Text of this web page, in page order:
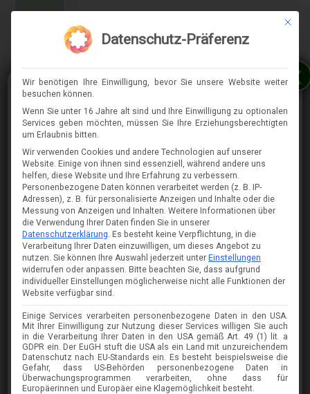
DIOR
DIORLINE3F
im Menü finden Sie über 400 Modelle
x
Mit
Datenschutz-Präferenz
Wir benötigen Ihre Einwilligung, bevor Sie unsere Website weiter
besuchen können.
Wenn Sie unter 16 Jahre alt sind und Ihre Einwilligung zu optionalen
Services geben möchten, müssen Sie Ihre Erziehungsberechtigten
um Erlaubnis bitten.
Wir verwenden Cookies und andere Technologien auf unserer
Website. Einige von ihnen sind essenziell, während andere uns
helfen, diese Website und Ihre Erfahrung zu verbessern.
Personenbezogene Daten können verarbeitet werden (z. B. IP-
Adressen), z. B. für personalisierte Anzeigen und Inhalte oder die
Messung von Anzeigen und Inhalten. Weitere Informationen über
die Verwendung Ihrer Daten finden Sie in unserer
Datenschutzerklärung. Es besteht keine Verpflichtung, in die
Verarbeitung Ihrer Daten einzuwilligen, um dieses Angebot zu
nutzen. Sie können Ihre Auswahl jederzeit unter Einstellungen
widerrufen oder anpassen. Bitte beachten Sie, dass aufgrund
individueller Einstellungen möglicherweise nicht alle Funktionen der
Website verfügbar sind.
Einige Services verarbeiten personenbezogene Daten in den USA.
Mit Ihrer Einwilligung zur Nutzung dieser Services willigen Sie auch
in die Verarbeitung Ihrer Daten in den USA gemäß Art. 49 (1) lit. a
GDPR ein. Der EuGH stuft die USA als ein Land mit unzureichendem
Datenschutz nach EU-Standards ein. Es besteht beispielsweise die
Gefahr, dass US-Behörden personenbezogene Daten in
Überwachungsprogrammen verarbeiten, ohne dass für
Europäerinnen und Europäer eine Klagemöglichkeit besteht.